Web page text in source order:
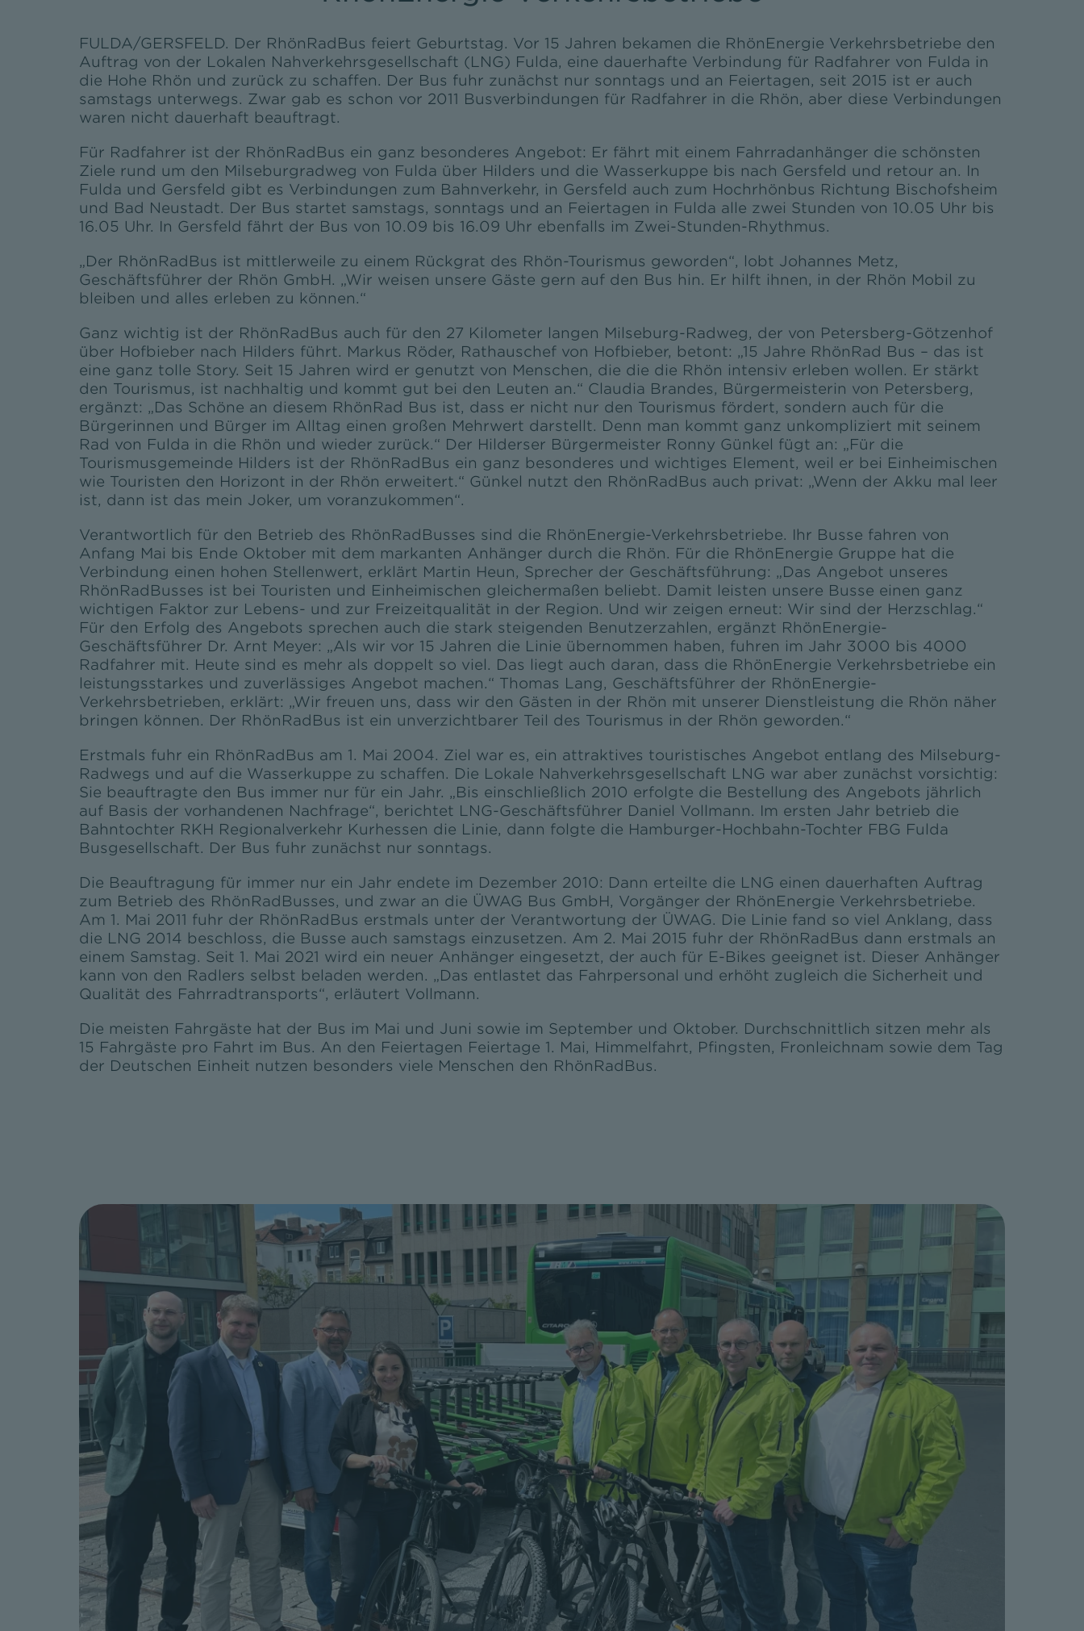
FULDA/GERSFELD. Der RhönRadBus feiert Geburtstag. Vor 15 Jahren bekamen die RhönEnergie Verkehrsbetriebe den
Auftrag von der Lokalen Nahverkehrsgesellschaft (LNG) Fulda, eine dauerhafte Verbindung für Radfahrer von Fulda in
die Hohe Rhön und zurück zu schaffen. Der Bus fuhr zunächst nur sonntags und an Feiertagen, seit 2015 ist er auch
samstags unterwegs. Zwar gab es schon vor 2011 Busverbindungen für Radfahrer in die Rhön, aber diese Verbindungen
waren nicht dauerhaft beauftragt.
Für Radfahrer ist der RhönRadBus ein ganz besonderes Angebot: Er fährt mit einem Fahrradanhänger die schönsten
Ziele rund um den Milseburgradweg von Fulda über Hilders und die Wasserkuppe bis nach Gersfeld und retour an. In
Fulda und Gersfeld gibt es Verbindungen zum Bahnverkehr, in Gersfeld auch zum Hochrhönbus Richtung Bischofsheim
und Bad Neustadt. Der Bus startet samstags, sonntags und an Feiertagen in Fulda alle zwei Stunden von 10.05 Uhr bis
16.05 Uhr. In Gersfeld fährt der Bus von 10.09 bis 16.09 Uhr ebenfalls im Zwei-Stunden-Rhythmus.
„Der RhönRadBus ist mittlerweile zu einem Rückgrat des Rhön-Tourismus geworden“, lobt Johannes Metz,
Geschäftsführer der Rhön GmbH. „Wir weisen unsere Gäste gern auf den Bus hin. Er hilft ihnen, in der Rhön Mobil zu
bleiben und alles erleben zu können.“
Ganz wichtig ist der RhönRadBus auch für den 27 Kilometer langen Milseburg-Radweg, der von Petersberg-Götzenhof
über Hofbieber nach Hilders führt. Markus Röder, Rathauschef von Hofbieber, betont: „15 Jahre RhönRad Bus – das ist
eine ganz tolle Story. Seit 15 Jahren wird er genutzt von Menschen, die die die Rhön intensiv erleben wollen. Er stärkt
den Tourismus, ist nachhaltig und kommt gut bei den Leuten an.“ Claudia Brandes, Bürgermeisterin von Petersberg,
ergänzt: „Das Schöne an diesem RhönRad Bus ist, dass er nicht nur den Tourismus fördert, sondern auch für die
Bürgerinnen und Bürger im Alltag einen großen Mehrwert darstellt. Denn man kommt ganz unkompliziert mit seinem
Rad von Fulda in die Rhön und wieder zurück.“ Der Hilderser Bürgermeister Ronny Günkel fügt an: „Für die
Tourismusgemeinde Hilders ist der RhönRadBus ein ganz besonderes und wichtiges Element, weil er bei Einheimischen
wie Touristen den Horizont in der Rhön erweitert.“ Günkel nutzt den RhönRadBus auch privat: „Wenn der Akku mal leer
ist, dann ist das mein Joker, um voranzukommen“.
Verantwortlich für den Betrieb des RhönRadBusses sind die RhönEnergie-Verkehrsbetriebe. Ihr Busse fahren von
Anfang Mai bis Ende Oktober mit dem markanten Anhänger durch die Rhön. Für die RhönEnergie Gruppe hat die
Verbindung einen hohen Stellenwert, erklärt Martin Heun, Sprecher der Geschäftsführung: „Das Angebot unseres
RhönRadBusses ist bei Touristen und Einheimischen gleichermaßen beliebt. Damit leisten unsere Busse einen ganz
wichtigen Faktor zur Lebens- und zur Freizeitqualität in der Region. Und wir zeigen erneut: Wir sind der Herzschlag.“
Für den Erfolg des Angebots sprechen auch die stark steigenden Benutzerzahlen, ergänzt RhönEnergie-
Geschäftsführer Dr. Arnt Meyer: „Als wir vor 15 Jahren die Linie übernommen haben, fuhren im Jahr 3000 bis 4000
Radfahrer mit. Heute sind es mehr als doppelt so viel. Das liegt auch daran, dass die RhönEnergie Verkehrsbetriebe ein
leistungsstarkes und zuverlässiges Angebot machen.“ Thomas Lang, Geschäftsführer der RhönEnergie-
Verkehrsbetrieben, erklärt: „Wir freuen uns, dass wir den Gästen in der Rhön mit unserer Dienstleistung die Rhön näher
bringen können. Der RhönRadBus ist ein unverzichtbarer Teil des Tourismus in der Rhön geworden.“
Erstmals fuhr ein RhönRadBus am 1. Mai 2004. Ziel war es, ein attraktives touristisches Angebot entlang des Milseburg-
Radwegs und auf die Wasserkuppe zu schaffen. Die Lokale Nahverkehrsgesellschaft LNG war aber zunächst vorsichtig:
Sie beauftragte den Bus immer nur für ein Jahr. „Bis einschließlich 2010 erfolgte die Bestellung des Angebots jährlich
auf Basis der vorhandenen Nachfrage“, berichtet LNG-Geschäftsführer Daniel Vollmann. Im ersten Jahr betrieb die
Bahntochter RKH Regionalverkehr Kurhessen die Linie, dann folgte die Hamburger-Hochbahn-Tochter FBG Fulda
Busgesellschaft. Der Bus fuhr zunächst nur sonntags.
Die Beauftragung für immer nur ein Jahr endete im Dezember 2010: Dann erteilte die LNG einen dauerhaften Auftrag
zum Betrieb des RhönRadBusses, und zwar an die ÜWAG Bus GmbH, Vorgänger der RhönEnergie Verkehrsbetriebe.
Am 1. Mai 2011 fuhr der RhönRadBus erstmals unter der Verantwortung der ÜWAG. Die Linie fand so viel Anklang, dass
die LNG 2014 beschloss, die Busse auch samstags einzusetzen. Am 2. Mai 2015 fuhr der RhönRadBus dann erstmals an
einem Samstag. Seit 1. Mai 2021 wird ein neuer Anhänger eingesetzt, der auch für E-Bikes geeignet ist. Dieser Anhänger
kann von den Radlers selbst beladen werden. „Das entlastet das Fahrpersonal und erhöht zugleich die Sicherheit und
Qualität des Fahrradtransports“, erläutert Vollmann.
Die meisten Fahrgäste hat der Bus im Mai und Juni sowie im September und Oktober. Durchschnittlich sitzen mehr als
15 Fahrgäste pro Fahrt im Bus. An den Feiertagen Feiertage 1. Mai, Himmelfahrt, Pfingsten, Fronleichnam sowie dem Tag
der Deutschen Einheit nutzen besonders viele Menschen den RhönRadBus.